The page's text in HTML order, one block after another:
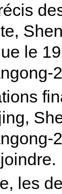
le
les